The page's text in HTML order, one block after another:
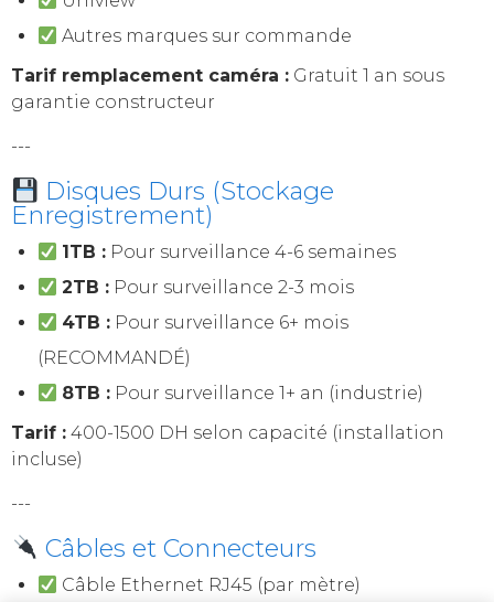
Autres marques sur commande
Tarif remplacement caméra : Gratuit 1 an sous
garantie constructeur
---
Disques Durs (Stockage
Enregistrement)
1TB : Pour surveillance 4-6 semaines
2TB : Pour surveillance 2-3 mois
4TB : Pour surveillance 6+ mois
(RECOMMANDÉ)
8TB : Pour surveillance 1+ an (industrie)
Tarif : 400-1500 DH selon capacité (installation
incluse)
---
Câbles et Connecteurs
Câble Ethernet RJ45 (par mètre)